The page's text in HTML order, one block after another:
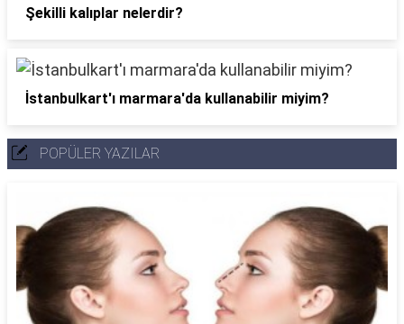
Şekilli kalıplar nelerdir?
İstanbulkart'ı marmara'da kullanabilir miyim?
POPÜLER YAZILAR